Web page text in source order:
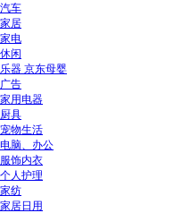
汽车
家居
家电
休闲
乐器 京东母婴
广告
家用电器
厨具
宠物生活
电脑、办公
服饰内衣
个人护理
家纺
家居日用